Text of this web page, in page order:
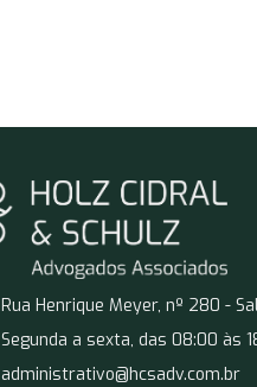
Rua Henrique Meyer, nº 280 -
Segunda a sexta, das 08:00 às
administrativo@hcsadv.com.br